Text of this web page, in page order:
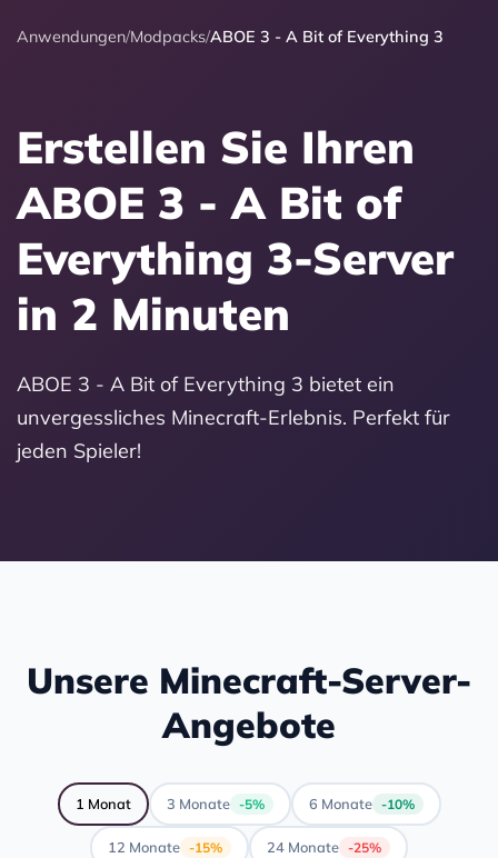
Anwendungen/Modpacks/ABOE 3 - A Bit of Everything 3
Erstellen Sie Ihren
ABOE 3 - A Bit of
Everything 3-Server
in 2 Minuten
ABOE 3 - A Bit of Everything 3 bietet ein
unvergessliches Minecraft-Erlebnis. Perfekt für
jeden Spieler!
Unsere Minecraft-Server-
Angebote
1 Monat 3 Monate -5% 6 Monate -10%
12 Monate -15% 24 Monate -25%